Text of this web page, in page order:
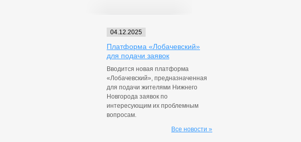
04.12.2025
Платформа «Лобачевский»
для подачи заявок
Вводится новая платформа
«Лобачевский», предназначенная
для подачи жителями Нижнего
Новгорода заявок по
интересующим их проблемным
вопросам.
Все новости »